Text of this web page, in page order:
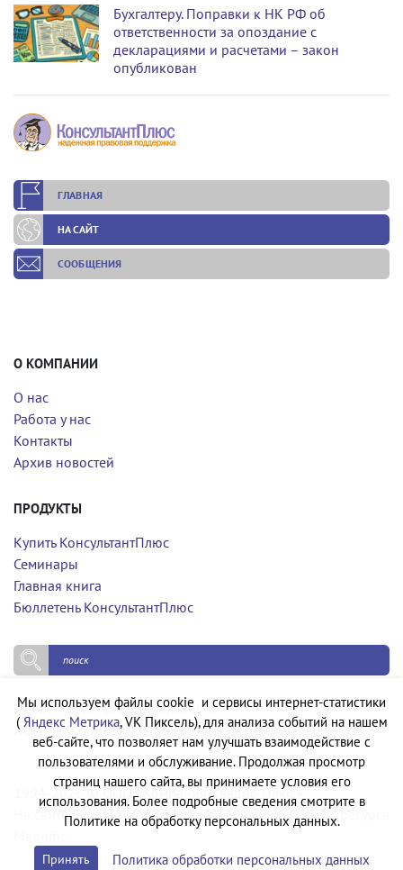
Бухгалтеру. Поправки к НК РФ об
ответственности за опоздание с
декларациями и расчетами – закон
опубликован
ГЛАВНАЯ
НА САЙТ
СООБЩЕНИЯ
О КОМПАНИИ
О нас
Работа у нас
Контакты
Архив новостей
ПРОДУКТЫ
Купить КонсультантПлюс
Семинары
Главная книга
Бюллетень КонсультантПлюс
Политика конфиденциальности
Политика обработки персональных данных
1994-2026 © ООО «Компания Квадро Плюс»
На сайте используются бесплатные изображения с ресурса
Мы используем файлы cookie и сервисы интернет-статистики
( Яндекс Метрика, VK Пиксель), для анализа событий на нашем
веб-сайте, что позволяет нам улучшать взаимодействие с
пользователями и обслуживание. Продолжая просмотр
страниц нашего сайта, вы принимаете условия его
использования. Более подробные сведения смотрите в
Политике на обработку персональных данных.
Принять Политика обработки персональных данных